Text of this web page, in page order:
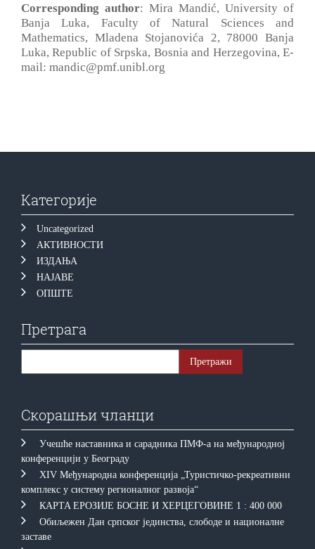
Corresponding author: Mira Mandić, University of
Banja Luka, Faculty of Natural Sciences and
Mathematics, Mladena Stojanovića 2, 78000 Banja
Luka, Republic of Srpska, Bosnia and Herzegovina, E-
mail: mandic@pmf.unibl.org
Категорије
Uncategorized
АКТИВНОСТИ
ИЗДАЊА
НАЈАВЕ
ОПШТЕ
Претрага
Скорашњи чланци
Учешће наставника и сарадника ПМФ-а на међународној
конференцији у Београду
XIV Међународна конференција „Туристичко-рекреативни
комплекс у систему регионалног развоја“
КAРTA EРOЗИJE БOСНE И ХEРЦEГOВИНE 1 : 400 000
Обиљежен Дан српског јединства, слободе и националне
заставе